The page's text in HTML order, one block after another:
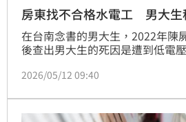
房東找不合格水電工 男大生
在台南念書的男大生，2022年陳
後查出男大生的死因是遭到低電
的水電師傅便宜行事，沒依照規
死遭判刑，全案還可上訴。
2026/05/12 09:40